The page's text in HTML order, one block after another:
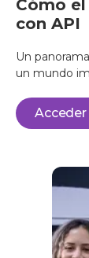
Cómo
con API
Un
un mundo